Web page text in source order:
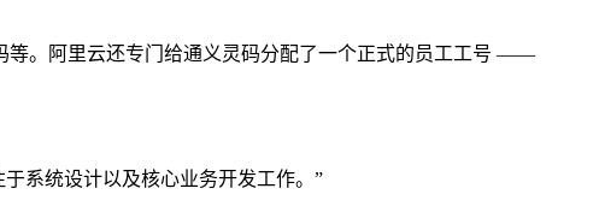
等。阿里云还专门给通义灵码分配了一个正式的员工工号 ——
系统设计以及核心业务开发工作。”